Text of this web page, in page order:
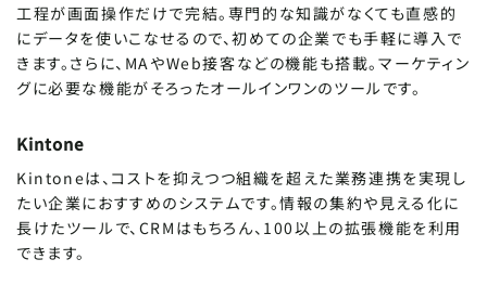
工程が画面操作だけで完結。専門的な知識がなくても直感的
にデータを使いこなせるので、初めての企業でも手軽に導入で
きます。さらに、MAやWeb接客などの機能も搭載。マーケティン
グに必要な機能がそろったオールインワンのツールです。
Kintone
Kintoneは、コストを抑えつつ組織を超えた業務連携を実現し
たい企業におすすめのシステムです。情報の集約や見える化に
長けたツールで、CRMはもちろん、100以上の拡張機能を利用
できます。